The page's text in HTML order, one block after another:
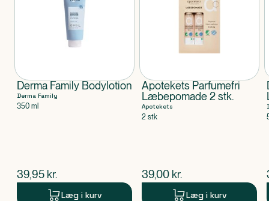
Derma Family Bodylotion
Derma Family
350 ml
$nuværende pris
39,95 kr.
Læg i kurv
Apotekets Parfumefri
Læbepomade 2 stk.
Apotekets
2 stk
$nuværende pris
39,00 kr.
Læg i kurv